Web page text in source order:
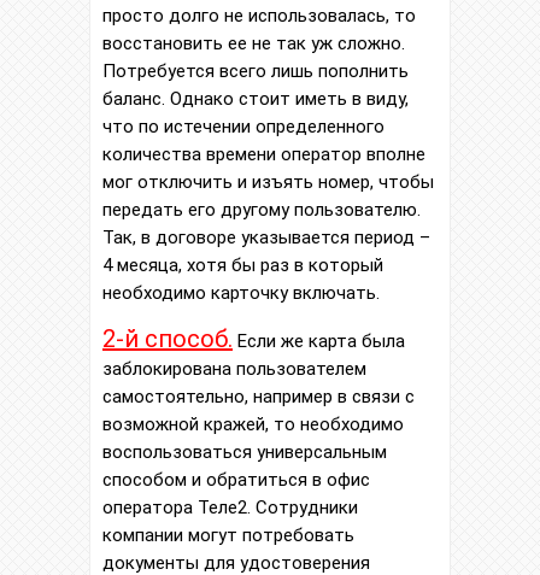
просто долго не использовалась, то
восстановить ее не так уж сложно.
Потребуется всего лишь пополнить
баланс. Однако стоит иметь в виду,
что по истечении определенного
количества времени оператор вполне
мог отключить и изъять номер, чтобы
передать его другому пользователю.
Так, в договоре указывается период –
4 месяца, хотя бы раз в который
необходимо карточку включать.
2-й способ. Если же карта была
заблокирована пользователем
самостоятельно, например в связи с
возможной кражей, то необходимо
воспользоваться универсальным
способом и обратиться в офис
оператора Теле2. Сотрудники
компании могут потребовать
документы для удостоверения